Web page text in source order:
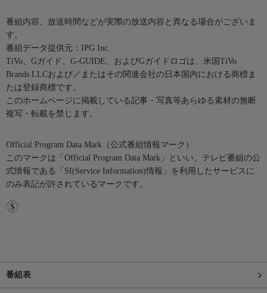
番組内容、放送時間などが実際の放送内容と異なる場合がございま
す。
番組データ提供元：IPG Inc.
TiVo、Gガイド、G-GUIDE、およびGガイドロゴは、米国TiVo
Brands LLCおよび／またはその関連会社の日本国内における商標ま
たは登録商標です。
このホームページに掲載している記事・写真等あらゆる素材の無断
複写・転載を禁じます。
Official Program Data Mark（公式番組情報マーク）
このマークは「Official Program Data Mark」といい、テレビ番組の公
式情報である「SI(Service Information)情報」を利用したサービスに
のみ表記が許されているマークです。
番組表